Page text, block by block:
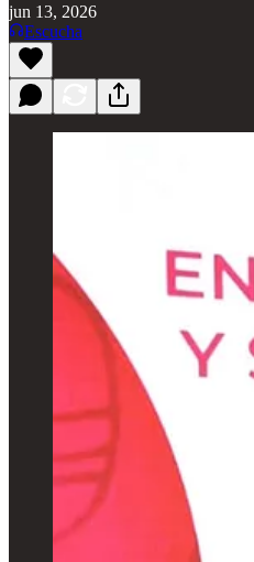
jun 13, 2026
Escucha